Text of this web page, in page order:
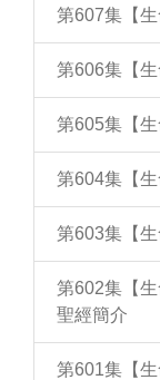
第607集【
第606集【生
第605集【生
第604集【生
第603集【
第602集【
聖經簡介
第601集【